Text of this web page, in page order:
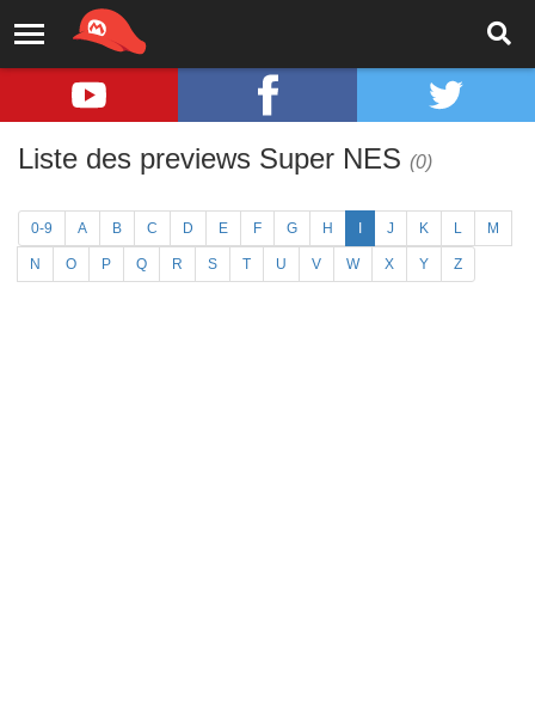
Liste des previews Super NES (0)
0-9 A B C D E F G H J K L M
N O P Q R S T U V W X Y Z